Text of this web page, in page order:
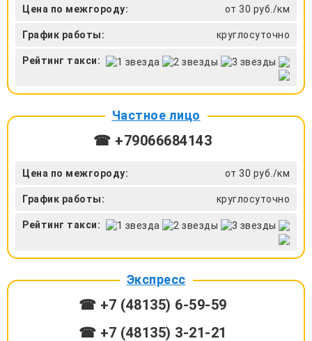
Цена по межгороду: от 30 руб./км
График работы: круглосуточно
Рейтинг такси:
Частное лицо
☎ +79066684143
Цена по межгороду: от 30 руб./км
График работы: круглосуточно
Рейтинг такси:
Экспресс
☎ +7 (48135) 6-59-59
☎ +7 (48135) 3-21-21